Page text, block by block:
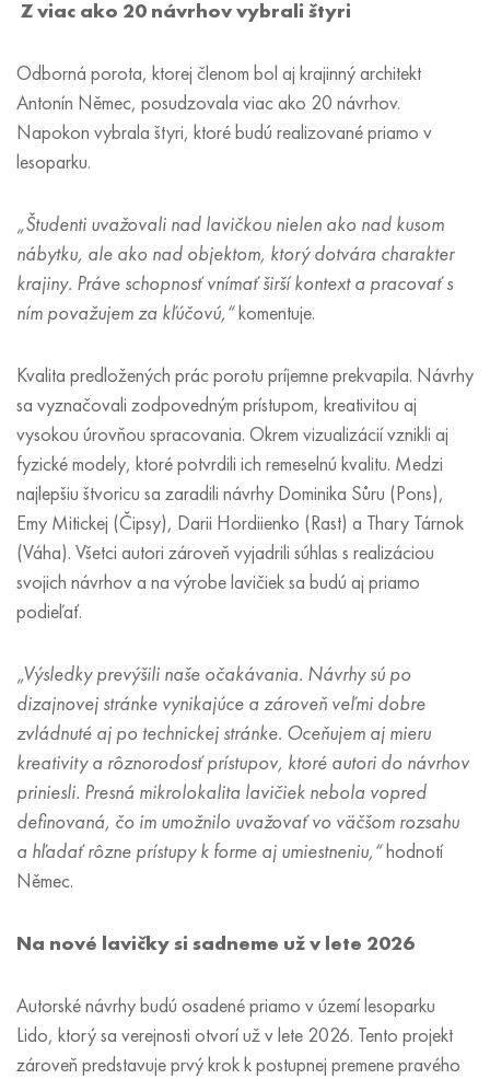
Z viac ako 20 návrhov vybrali štyri
Odborná porota, ktorej členom bol aj krajinný architekt
Antonín Němec, posudzovala viac ako 20 návrhov.
Napokon vybrala štyri, ktoré budú realizované priamo v
lesoparku.
„Študenti uvažovali nad lavičkou nielen ako nad kusom
nábytku, ale ako nad objektom, ktorý dotvára charakter
krajiny. Práve schopnosť vnímať širší kontext a pracovať s
ním považujem za kľúčovú,“komentuje.
Kvalita predložených prác porotu príjemne prekvapila. Návrhy
sa vyznačovali zodpovedným prístupom, kreativitou aj
vysokou úrovňou spracovania. Okrem vizualizácií vznikli aj
fyzické modely, ktoré potvrdili ich remeselnú kvalitu. Medzi
najlepšiu štvoricu sa zaradili návrhy Dominika Sůru (Pons),
Emy Mitickej (Čipsy), Darii Hordiienko (Rast) a Thary Tárnok
(Váha). Všetci autori zároveň vyjadrili súhlas s realizáciou
svojich návrhov a na výrobe lavičiek sa budú aj priamo
podieľať.
„Výsledky prevýšili naše očakávania. Návrhy sú po
dizajnovej stránke vynikajúce a zároveň veľmi dobre
zvládnuté aj po technickej stránke. Oceňujem aj mieru
kreativity a rôznorodosť prístupov, ktoré autori do návrhov
priniesli. Presná mikrolokalita lavičiek nebola vopred
definovaná, čo im umožnilo uvažovať vo väčšom rozsahu
a hľadať rôzne prístupy k forme aj umiestneniu,“hodnotí
Němec.
Na nové lavičky si sadneme už v lete 2026
Autorské návrhy budú osadené priamo v území lesoparku
Lido, ktorý sa verejnosti otvorí už v lete 2026. Tento projekt
zároveň predstavuje prvý krok k postupnej premene pravého